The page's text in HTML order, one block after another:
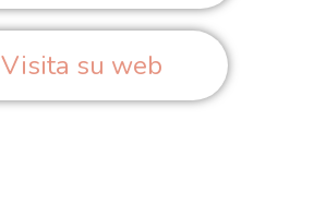
Visita su web